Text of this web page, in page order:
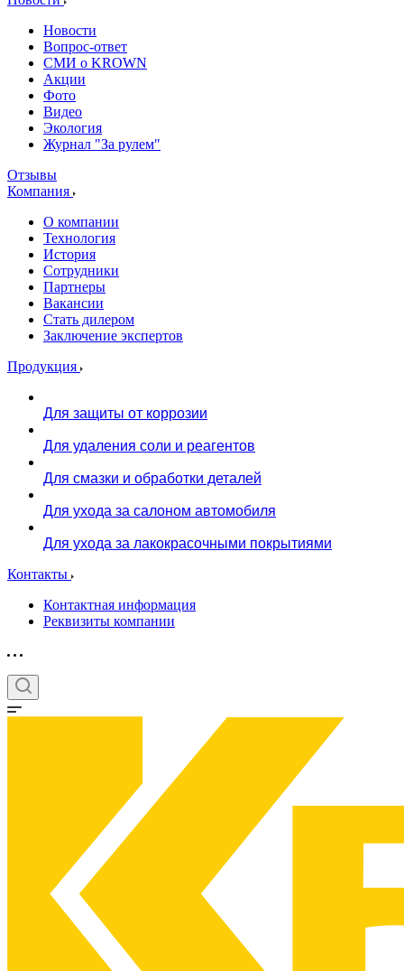
Новости
Вопрос-ответ
СМИ о KROWN
Акции
Фото
Видео
Экология
Журнал "За рулем"
Отзывы
Компания
О компании
Технология
История
Сотрудники
Партнеры
Вакансии
Стать дилером
Заключение экспертов
Продукция
Для защиты от коррозии
Для удаления соли и реагентов
Для смазки и обработки деталей
Для ухода за салоном автомобиля
Для ухода за лакокрасочными покрытиями
Контакты
Контактная информация
Реквизиты компании